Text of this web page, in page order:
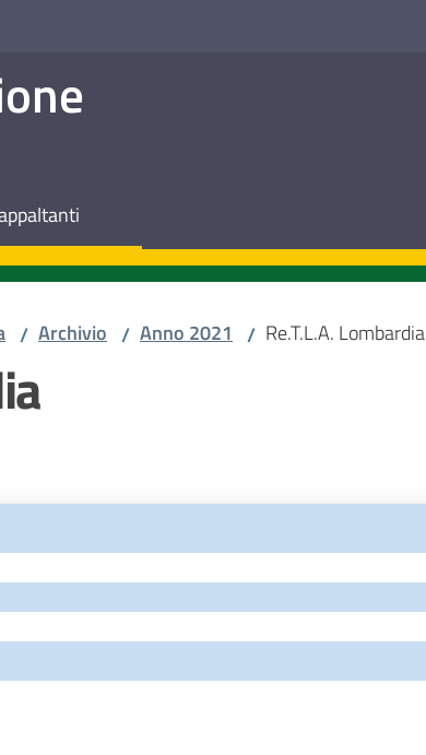
/ Archivio / Anno 2021 / Re.T.L.A. Lombardia